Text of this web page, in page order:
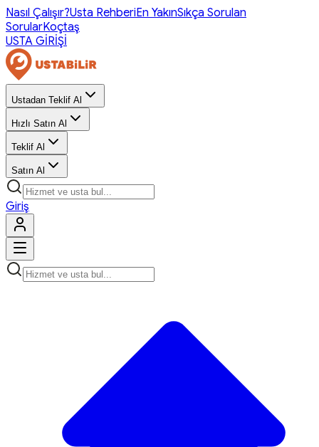
Nasıl Çalışır?Usta RehberiEn YakınSıkça Sorulan
SorularKoçtaş
USTA GİRİŞİ
Ustadan Teklif Al
Hızlı Satın Al
Teklif Al
Satın Al
Giriş